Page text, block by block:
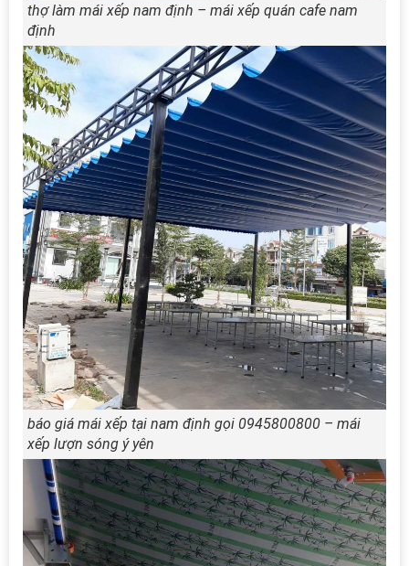
thợ làm mái xếp nam định – mái xếp quán cafe nam
định
báo giá mái xếp tại nam định gọi 0945800800 – mái
xếp lượn sóng ý yên